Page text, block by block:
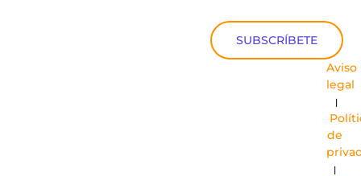
SUBSCRÍBETE
Aviso
legal
|
de
|